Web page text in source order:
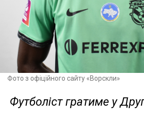
Фото з офіційного сайту «Ворскли»
Футболіст гратиме у